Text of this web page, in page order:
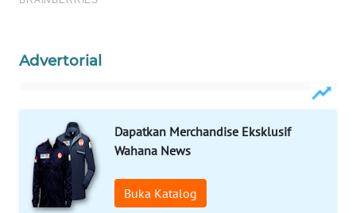
Advertorial
Dapatkan Merchandise Eksklusif
Wahana News
Buka Katalog
WAHANA
WAHANA
WAHANANEWS
ID
WAHANANEWS
CO ID